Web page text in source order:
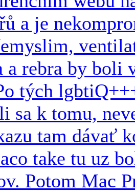
a je
a rebra by boli
tých
sa k tomu,
tam dávať
take tu uz
Potom Mac